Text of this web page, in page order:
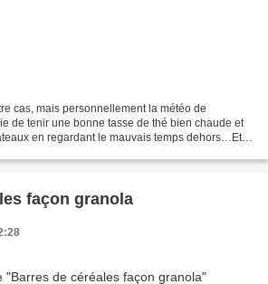
cas, mais personnellement la météo de
de tenir une bonne tasse de thé bien chaude et
en regardant le mauvais temps dehors…Et la
façon granola